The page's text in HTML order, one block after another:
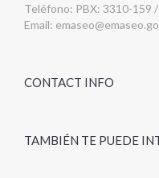
Teléfono: PBX: 3310-159
Email:
CONTACT INFO
TAMBIÉN TE PUEDE